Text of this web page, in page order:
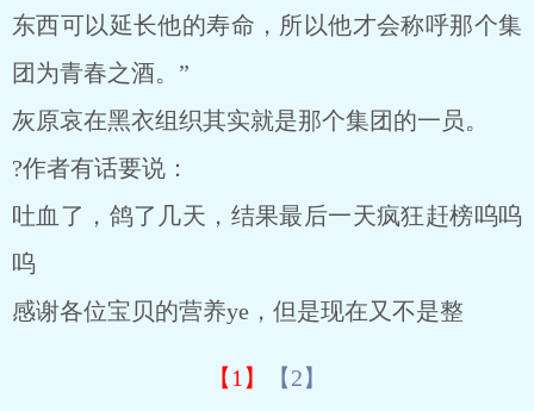
东西可以延长他的寿命，所以他才会称呼那个集
团为青春之酒。”
灰原哀在黑衣组织其实就是那个集团的一员。
?作者有话要说：
吐血了，鸽了几天，结果最后一天疯狂赶榜呜呜
呜
感谢各位宝贝的营养ye，但是现在又不是整
【1】 【2】